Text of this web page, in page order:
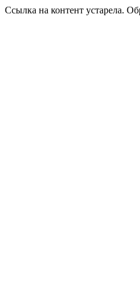
Ссылка на контент устарела.